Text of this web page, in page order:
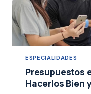
ESPECIALIDADES
Presupuestos
Hacerlos Bien